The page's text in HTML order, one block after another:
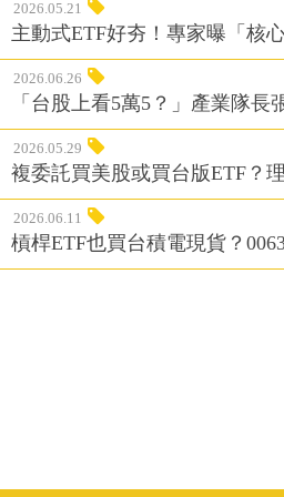
2026.05.21
主動式ETF好夯！專家曝「核
2026.06.26
「台股上看5萬5？」產業隊
2026.05.29
複委託買美股或買台版ETF？
2026.06.11
槓桿ETF也買台積電現貨？